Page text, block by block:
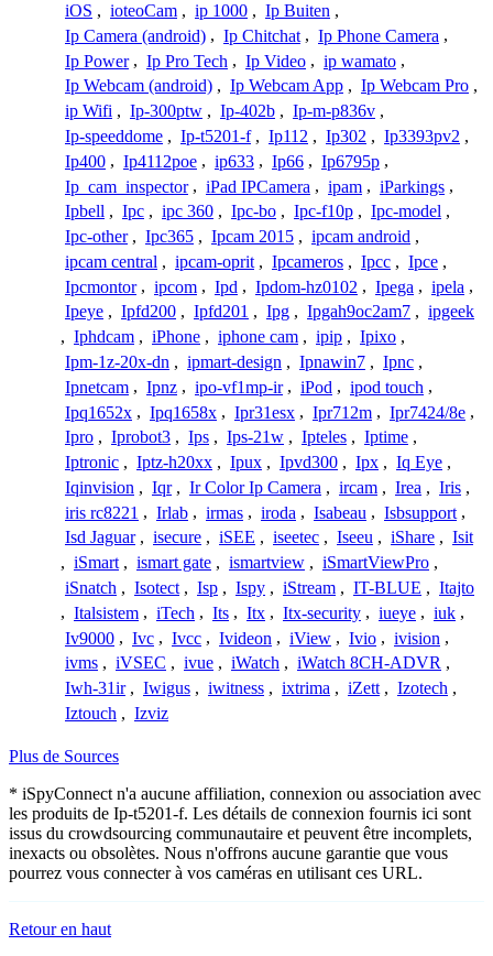
iOS , ioteoCam , ip 1000 , Ip Buiten ,
Ip Camera (android) , Ip Chitchat , Ip Phone Camera ,
Ip Power , Ip Pro Tech , Ip Video , ip wamato ,
Ip Webcam (android) , Ip Webcam App , Ip Webcam Pro ,
ip Wifi , Ip-300ptw , Ip-402b , Ip-m-p836v ,
Ip-speeddome , Ip-t5201-f , Ip112 , Ip302 , Ip3393pv2 ,
Ip400 , Ip4112poe , ip633 , Ip66 , Ip6795p ,
Ip_cam_inspector , iPad IPCamera , ipam , iParkings ,
Ipbell , Ipc , ipc 360 , Ipc-bo , Ipc-f10p , Ipc-model ,
Ipc-other , Ipc365 , Ipcam 2015 , ipcam android ,
ipcam central , ipcam-oprit , Ipcameros , Ipcc , Ipce ,
Ipcmontor , ipcom , Ipd , Ipdom-hz0102 , Ipega , ipela ,
Ipeye , Ipfd200 , Ipfd201 , Ipg , Ipgah9oc2am7 , ipgeek
, Iphdcam , iPhone , iphone cam , ipip , Ipixo ,
Ipm-1z-20x-dn , ipmart-design , Ipnawin7 , Ipnc ,
Ipnetcam , Ipnz , ipo-vf1mp-ir , iPod , ipod touch ,
Ipq1652x , Ipq1658x , Ipr31esx , Ipr712m , Ipr7424/8e ,
Ipro , Iprobot3 , Ips , Ips-21w , Ipteles , Iptime ,
Iptronic , Iptz-h20xx , Ipux , Ipvd300 , Ipx , Iq Eye ,
Iqinvision , Iqr , Ir Color Ip Camera , ircam , Irea , Iris ,
iris rc8221 , Irlab , irmas , iroda , Isabeau , Isbsupport ,
Isd Jaguar , isecure , iSEE , iseetec , Iseeu , iShare , Isit
, iSmart , ismart gate , ismartview , iSmartViewPro ,
iSnatch , Isotect , Isp , Ispy , iStream , IT-BLUE , Itajto
, Italsistem , iTech , Its , Itx , Itx-security , iueye , iuk ,
Iv9000 , Ivc , Ivcc , Ivideon , iView , Ivio , ivision ,
ivms , iVSEC , ivue , iWatch , iWatch 8CH-ADVR ,
Iwh-31ir , Iwigus , iwitness , ixtrima , iZett , Izotech ,
Iztouch , Izviz
Plus de Sources
* iSpyConnect n'a aucune affiliation, connexion ou association avec
les produits de Ip-t5201-f. Les détails de connexion fournis ici sont
issus du crowdsourcing communautaire et peuvent être incomplets,
inexacts ou obsolètes. Nous n'offrons aucune garantie que vous
pourrez vous connecter à vos caméras en utilisant ces URL.
Retour en haut